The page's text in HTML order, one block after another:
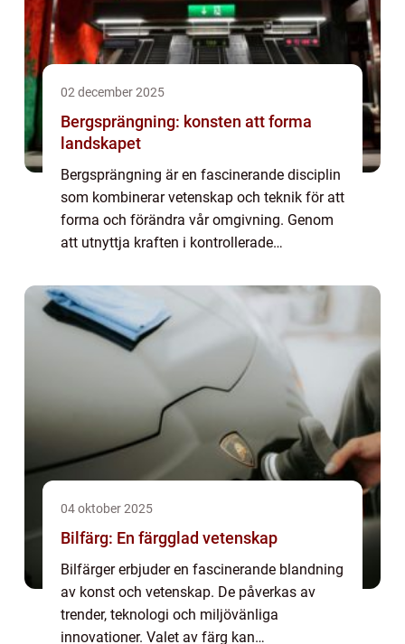
02 december 2025
Bergsprängning: konsten att forma
landskapet
Bergsprängning är en fascinerande disciplin
som kombinerar vetenskap och teknik för att
forma och förändra vår omgivning. Genom
att utnyttja kraften i kontrollerade
förv...
04 oktober 2025
Bilfärg: En färgglad vetenskap
Bilfärger erbjuder en fascinerande blandning
av konst och vetenskap. De påverkas av
trender, teknologi och miljövänliga
innovationer. Valet av färg kan